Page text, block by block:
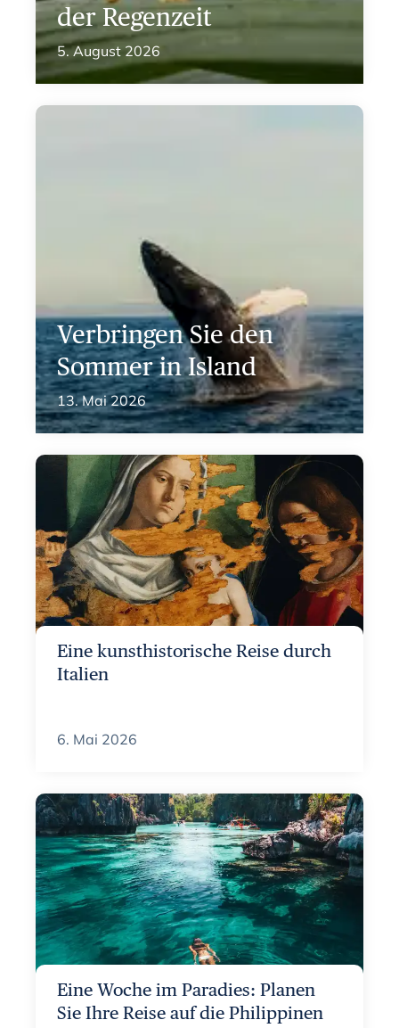
der Regenzeit
5. August 2026
Verbringen Sie den
Sommer in Island
13. Mai 2026
Eine kunsthistorische Reise durch
Italien
6. Mai 2026
Eine Woche im Paradies: Planen
Sie Ihre Reise auf die Philippinen